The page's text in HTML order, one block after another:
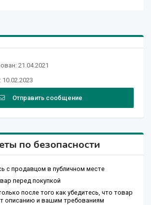
21.04.2021
Отправить сообщение
по безопасности
с продавцом в публичном месте
перед покупкой
после того как убедитесь, что товар
описанию и вашим требованиям